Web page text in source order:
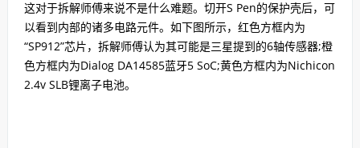
这对于拆解师傅来说不是什么难题。切开S Pen的保护壳后，可
以看到内部的诸多电路元件。如下图所示，红色方框内为
“SP912”芯片，拆解师傅认为其可能是三星提到的6轴传感器;橙
色方框内为Dialog DA14585蓝牙5 SoC;黄色方框内为Nichicon
2.4v SLB锂离子电池。